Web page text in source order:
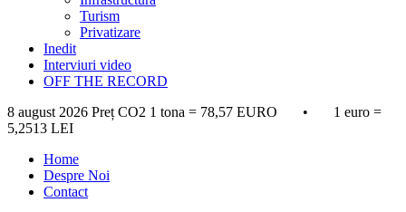
Turism
Privatizare
Inedit
Interviuri video
OFF THE RECORD
8 august 2026 Preț CO2 1 tona = 78,57 EURO • 1 euro =
5,2513 LEI
Home
Despre Noi
Contact